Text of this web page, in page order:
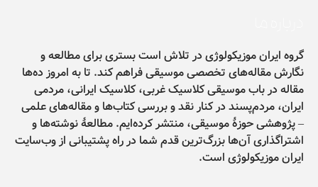
گروه ایران موزیکولوژی در تلاش است بستری برای مطالعه و
نگارش مقاله‌های تخصصی موسیقی فراهم کند. تا به امروز ده‌ها
مقاله در باب موسیقی کلاسیک غربی، کلاسیک ایرانی، مردمی
ایران، مردم‌پسند در کنار نقد و بررسی کتاب‌ها و مقاله‌های علمی
– پژوهشی حوزۀ موسیقی، منتشر کرده‌ایم. مطالعۀ نوشته‌ها و
اشتراگذاری آن‌ها بزرگ‌ترین قدم شما در راه پشتیبانی از وب‌سایت
ایران موزیکولوژی است.